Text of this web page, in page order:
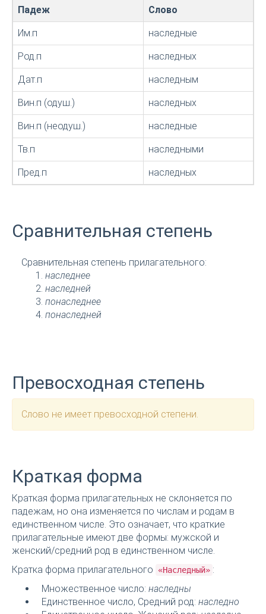
Падеж Слово
Им.п наследные
Род.п наследных
Дат.п наследным
Вин.п (одуш.) наследных
Вин.п (неодуш.) наследные
Тв.п наследными
Пред.п наследных
Сравнительная степень
Сравнительная степень прилагательного:
наследнее
наследней
понаследнее
понаследней
Превосходная степень
Слово не имеет превосходной степени.
Краткая форма
Краткая форма прилагательных не склоняется по
падежам, но она изменяется по числам и родам в
единственном числе. Это означает, что краткие
прилагательные имеют две формы: мужской и
женский/средний род в единственном числе.
Кратка форма прилагательного
«Наследный» :
Множественное число: наследны
Единственное число, Средний род: наследно